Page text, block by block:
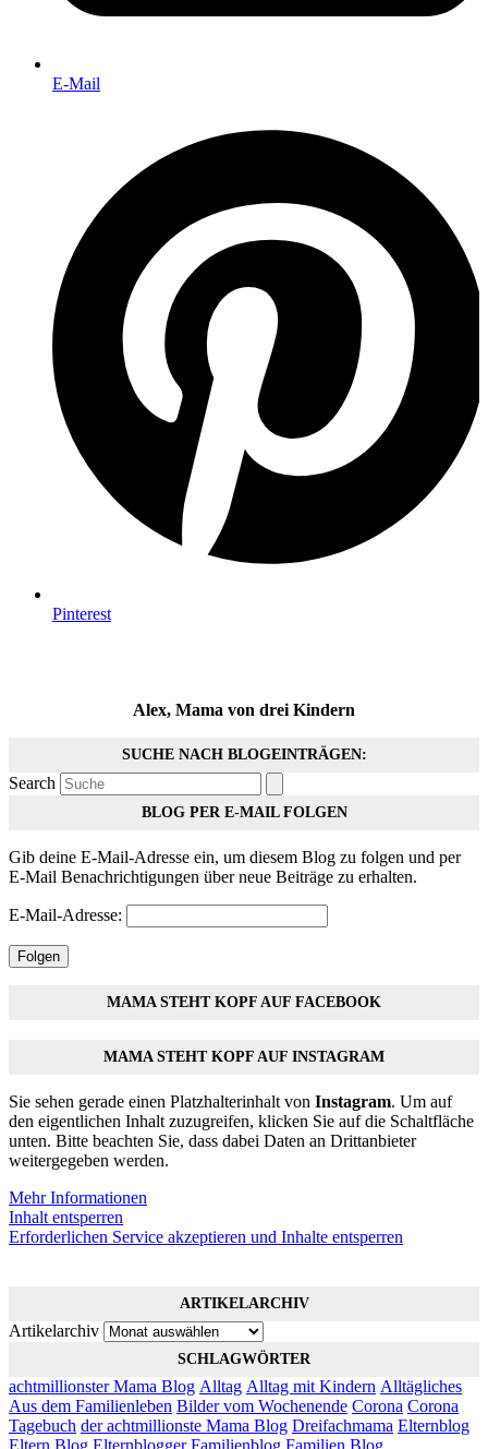
E-Mail
Pinterest
Alex, Mama von drei Kindern
SUCHE NACH BLOGEINTRÄGEN:
Search
BLOG PER E-MAIL FOLGEN
Gib deine E-Mail-Adresse ein, um diesem Blog zu folgen und per
E-Mail Benachrichtigungen über neue Beiträge zu erhalten.
E-Mail-Adresse:
Folgen
MAMA STEHT KOPF AUF FACEBOOK
MAMA STEHT KOPF AUF INSTAGRAM
Sie sehen gerade einen Platzhalterinhalt von Instagram. Um auf
den eigentlichen Inhalt zuzugreifen, klicken Sie auf die Schaltfläche
unten. Bitte beachten Sie, dass dabei Daten an Drittanbieter
weitergegeben werden.
Mehr Informationen
Inhalt entsperren
Erforderlichen Service akzeptieren und Inhalte entsperren
ARTIKELARCHIV
Artikelarchiv
SCHLAGWÖRTER
achtmillionster Mama Blog Alltag Alltag mit Kindern Alltägliches
Aus dem Familienleben Bilder vom Wochenende Corona Corona
Tagebuch der achtmillionste Mama Blog Dreifachmama Elternblog
Eltern Blog Elternblogger Familienblog Familien Blog